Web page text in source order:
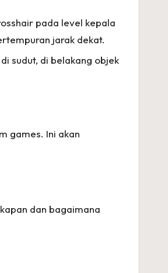
pada level kepala
jarak dekat.
sudut, di belakang objek
games. Ini akan
dan bagaimana